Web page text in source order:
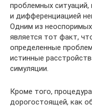
проблемных
и дифференциацией
Одним из
является тот факт,
определенные
истинные
симуляции.
Кроме того,
дорогостоящей, как